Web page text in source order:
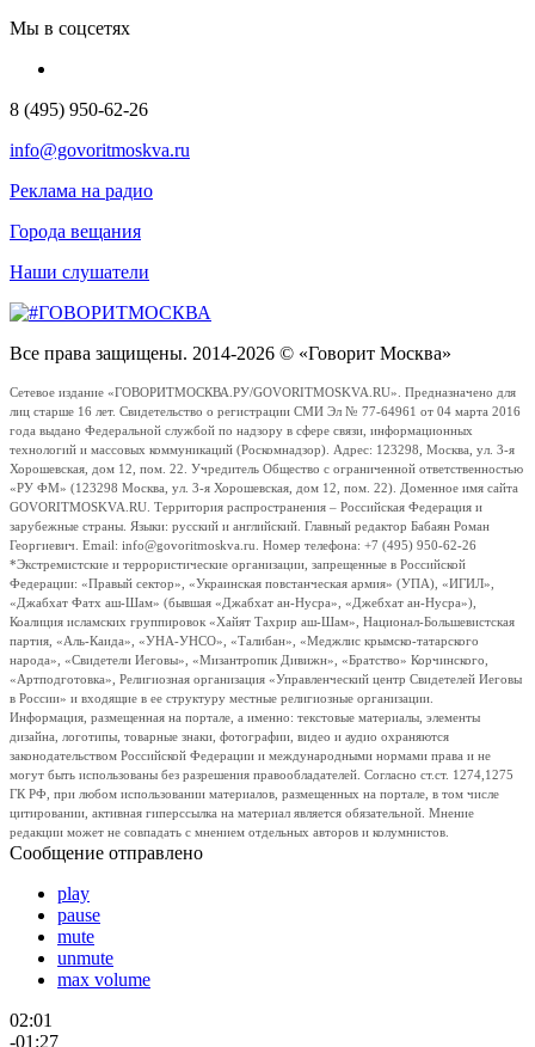
Мы в соцсетях
8 (495) 950-62-26
info@govoritmoskva.ru
Реклама на радио
Города вещания
Наши слушатели
Все права защищены. 2014-2026 © «Говорит Москва»
Сетевое издание «ГОВОРИТМОСКВА.РУ/GOVORITMOSKVA.RU». Предназначено для
лиц старше 16 лет. Свидетельство о регистрации СМИ Эл № 77-64961 от 04 марта 2016
года выдано Федеральной службой по надзору в сфере связи, информационных
технологий и массовых коммуникаций (Роскомнадзор). Адрес: 123298, Москва, ул. 3-я
Хорошевская, дом 12, пом. 22. Учредитель Общество с ограниченной ответственностью
«РУ ФМ» (123298 Москва, ул. 3-я Хорошевская, дом 12, пом. 22). Доменное имя сайта
GOVORITMOSKVA.RU. Территория распространения – Российская Федерация и
зарубежные страны. Языки: русский и английский. Главный редактор Бабаян Роман
Георгиевич. Email: info@govoritmoskva.ru. Номер телефона: +7 (495) 950-62-26
*Экстремистские и террористические организации, запрещенные в Российской
Федерации: «Правый сектор», «Украинская повстанческая армия» (УПА), «ИГИЛ»,
«Джабхат Фатх аш-Шам» (бывшая «Джабхат ан-Нусра», «Джебхат ан-Нусра»),
Коалиция исламских группировок «Хайят Тахрир аш-Шам», Национал-Большевистская
партия, «Аль-Каида», «УНА-УНСО», «Талибан», «Меджлис крымско-татарского
народа», «Свидетели Иеговы», «Мизантропик Дивижн», «Братство» Корчинского,
«Артподготовка», Религиозная организация «Управленческий центр Свидетелей Иеговы
в России» и входящие в ее структуру местные религиозные организации.
Информация, размещенная на портале, а именно: текстовые материалы, элементы
дизайна, логотипы, товарные знаки, фотографии, видео и аудио охраняются
законодательством Российской Федерации и международными нормами права и не
могут быть использованы без разрешения правообладателей. Согласно ст.ст. 1274,1275
ГК РФ, при любом использовании материалов, размещенных на портале, в том числе
цитировании, активная гиперссылка на материал является обязательной. Мнение
редакции может не совпадать с мнением отдельных авторов и колумнистов.
Сообщение отправлено
play
pause
mute
unmute
max volume
02:01
-01:27